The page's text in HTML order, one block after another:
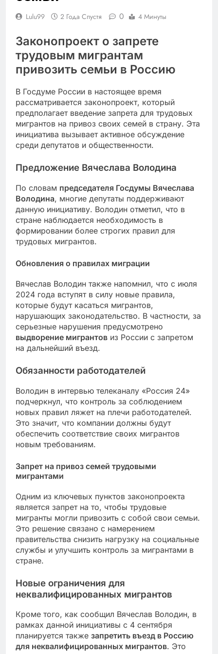
Lulu99 2 Года Спустя 0 4 Минуты
Законопроект о запрете
трудовым мигрантам
привозить семьи в Россию
В Госдуме России в настоящее время
рассматривается законопроект, который
предполагает введение запрета для трудовых
мигрантов на привоз своих семей в страну. Эта
инициатива вызывает активное обсуждение
среди депутатов и общественности.
Предложение Вячеслава Володина
По словам председателя Госдумы Вячеслава
Володина, многие депутаты поддерживают
данную инициативу. Володин отметил, что в
стране наблюдается необходимость в
формировании более строгих правил для
трудовых мигрантов.
Обновления о правилах миграции
Вячеслав Володин также напомнил, что с июля
2024 года вступят в силу новые правила,
которые будут касаться мигрантов,
нарушающих законодательство. В частности, за
серьезные нарушения предусмотрено
выдворение мигрантов из России с запретом
на дальнейший въезд.
Обязанности работодателей
Володин в интервью телеканалу «Россия 24»
подчеркнул, что контроль за соблюдением
новых правил ляжет на плечи работодателей.
Это значит, что компании должны будут
обеспечить соответствие своих мигрантов
новым требованиям.
Запрет на привоз семей трудовыми
мигрантами
Одним из ключевых пунктов законопроекта
является запрет на то, чтобы трудовые
мигранты могли привозить с собой свои семьи.
Это решение связано с намерением
правительства снизить нагрузку на социальные
службы и улучшить контроль за мигрантами в
стране.
Новые ограничения для
неквалифицированных мигрантов
Кроме того, как сообщил Вячеслав Володин, в
рамках данной инициативы с 4 сентября
планируется также запретить въезд в Россию
для неквалифицированных мигрантов. Это